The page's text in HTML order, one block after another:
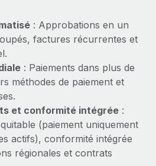
: Approbations en un
factures récurrentes et
: Paiements dans plus de
méthodes de paiement et
et conformité intégrée :
(paiement uniquement
actifs), conformité intégrée
régionales et contrats